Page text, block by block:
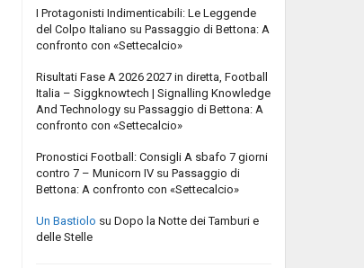
I Protagonisti Indimenticabili: Le Leggende
del Colpo Italiano su Passaggio di Bettona: A
confronto con «Settecalcio»
Risultati Fase A 2026 2027 in diretta, Football
Italia – Siggknowtech | Signalling Knowledge
And Technology su Passaggio di Bettona: A
confronto con «Settecalcio»
Pronostici Football: Consigli A sbafo 7 giorni
contro 7 – Municorn IV su Passaggio di
Bettona: A confronto con «Settecalcio»
Un Bastiolo su Dopo la Notte dei Tamburi e
delle Stelle